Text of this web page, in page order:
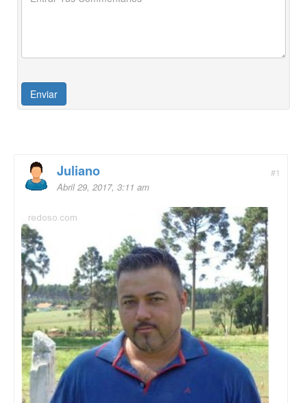
#1
Juliano
Abril 29, 2017, 3:11 am